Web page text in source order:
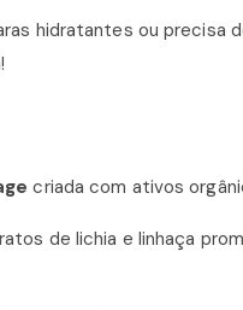
hidratantes ou precisa
criada com ativos
de lichia e linhaça